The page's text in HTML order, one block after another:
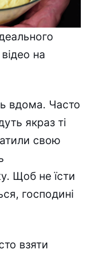
на
вдома. Часто
якраз ті
свою
Щоб не їсти
господині
взяти